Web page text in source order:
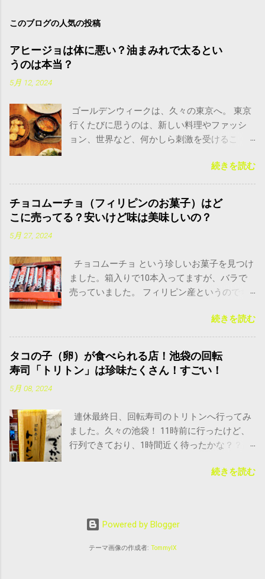
このブログの人気の投稿
アヒージョは体に悪い？油まみれで太るとい
うのは本当？
5月 12, 2024
ゴールデンウィークは、久々の東京へ。 東京
行くたびに思うのは、新しい料理やファッシ
ョン、世界など、何かしら刺激を受けるこ
た素敵なイタリアンレストランで出会ったあ
るメニュー。 アヒージョ という料理です！ ア
ヒージョは体に良い？悪い？油がもったいな
いから全部飲むのは大丈夫？ こちらがアヒー
ジョ。油まみれで、最初見たときはちょっと
んな味？ アヒージョ というのは、わたしも聞
いたことはあったのですが、どんな料理かと
いうとあまり思いつきませんでした。 普段住
レなイタリアンレストランはありません。サ
イゼリヤとかチェーン店はありますが。 サイ
ゼリヤにアヒージョがあったかどうかは知り
ませんが、私はいつも、定番のパスタやピ
ルたっぷり入った鉄鍋があります。左側に
は、カリカリに焼いたフランスパン。 どこの
国の料理かというと、イタリアン専門のレス
トランで食べたので、イタリア料理というこ
とですね。 このパンをたっぷり入ったオイル
す！なんと豪華なー！ こんな豪華なのに800円
しくて本格的な素材を使ったレストランはな
続きを読む
チョコムーチョ（フィリピンのお菓子）はど
こに売ってる？安いけど味は美味しいの？
5月 27, 2024
チョコムーチョ という珍しいお菓子を見つけ
ました。箱入りで10本入ってますが、バラで
売っていました。 フィリピン産というのでち
で買ってみることに。 フィリピンに限らず、
輸入物のお菓子は、日本人の口に合わない場
合がけっこうあるので、こちらも不安だった
のですが、気になるお味は？ チョコムーチョ
は美味しい？まずい？日本ではどこで買え
です。最近はもっと上がってるかもしれませ
んが。 メルでは、10個入りで1000円（送料
込）ほどで売れていたので、日本では、一本
気になるのはフィリピン産ということ。前に
りてはいたのですが、お値段につられて買っ
てしまいました。 開けてみたら、なかなか美
味しそうに見えます！ 薬局でよく売ってる健
続きを読む
タコの子（卵）が食べられる店！池袋の回転
寿司「トリトン」は珍味たくさん！すごい！
5月 08, 2024
連休最終日、回転寿司のトリトンへ行ってみ
ました。久々の池袋！ 11時前に行ったけど、
行列できており、1時間近く待ったかな？？高
はどうなんだろー？？ 東京でタコの卵(外子)が
く住んでいた東京だけど、10年くらいほぼ行
ってない。。東京といえば、田舎では出会え
ないようなおいしいレストランが日本各地、
続きを読む
Powered by Blogger
テーマ画像の作成者: TommyIX